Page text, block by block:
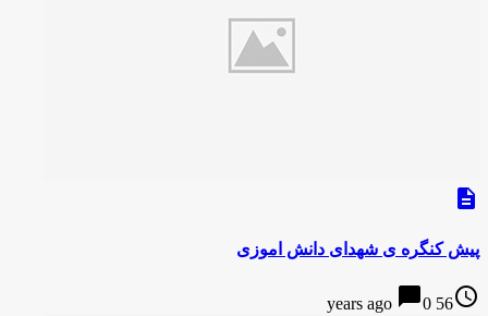
description
پیش کنگره ی شهدای دانش اموزی
access_time
56 years ago
chat_bubble0